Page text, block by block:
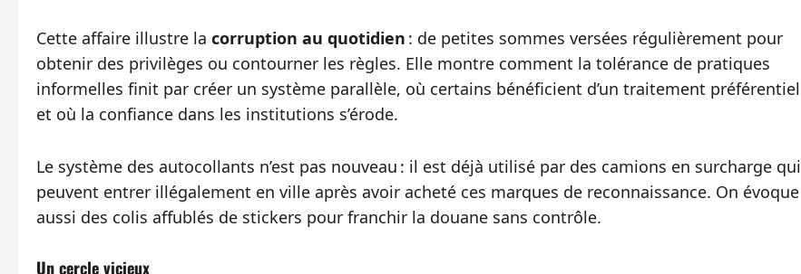
Cette affaire illustre la corruption au quotidien : de petites sommes versées régulièrement pour
obtenir des privilèges ou contourner les règles. Elle montre comment la tolérance de pratiques
informelles finit par créer un système parallèle, où certains bénéficient d’un traitement préférentiel
et où la confiance dans les institutions s’érode.
Le système des autocollants n’est pas nouveau : il est déjà utilisé par des camions en surcharge qui
peuvent entrer illégalement en ville après avoir acheté ces marques de reconnaissance. On évoque
aussi des colis affublés de stickers pour franchir la douane sans contrôle.
Un cercle vicieux